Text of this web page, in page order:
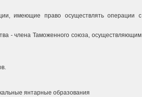
имеющие право осуществлять операции с
- члена Таможенного союза, осуществляющим
янтарные образования